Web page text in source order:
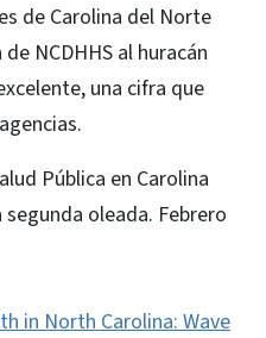
de Carolina del Norte
NCDHHS al huracán
una cifra que
Pública en Carolina
oleada. Febrero
in North Carolina: Wave